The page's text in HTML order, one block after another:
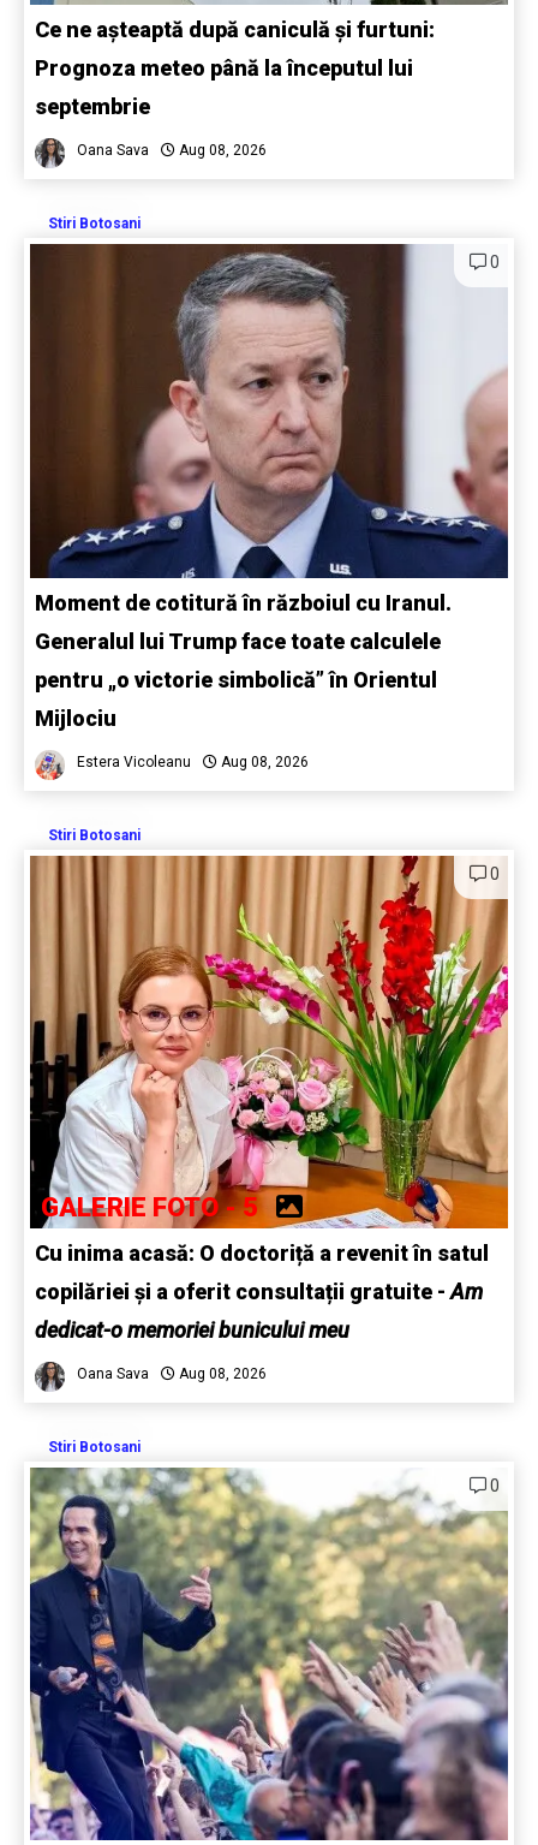
Ce ne așteaptă după caniculă și furtuni:
Prognoza meteo până la începutul lui
septembrie
Oana Sava Aug 08, 2026
Stiri Botosani
0
Moment de cotitură în războiul cu Iranul.
Generalul lui Trump face toate calculele
pentru „o victorie simbolică” în Orientul
Mijlociu
Estera Vicoleanu Aug 08, 2026
Stiri Botosani
0
GALERIE FOTO - 5
Cu inima acasă: O doctoriță a revenit în satul
copilăriei și a oferit consultații gratuite -Am
dedicat-o memoriei bunicului meu
Oana Sava Aug 08, 2026
Stiri Botosani
0